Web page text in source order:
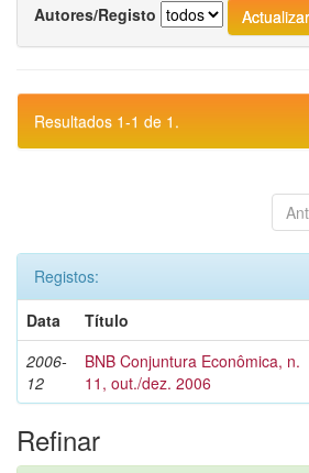
Autores/Registo
Resultados 1-1 de 1.
Registos:
Data
Título
2006-
12
BNB Conjuntura Econômica, n.
11, out./dez. 2006
Refinar